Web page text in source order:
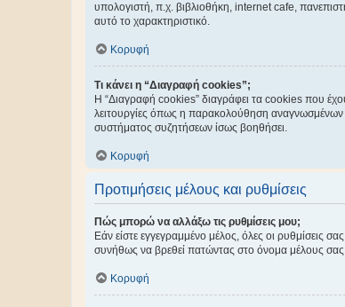
υπολογιστή, π.χ. βιβλιοθήκη, internet cafe,
αυτό το χαρακτηριστικό.
Κορυφή
Τι κάνει η “Διαγραφή cookies”;
Η “Διαγραφή cookies” διαγράφει τα cookies που
λειτουργίες όπως η παρακολούθηση αναγνωσμένων
συστήματος συζητήσεων ίσως βοηθήσει.
Κορυφή
Προτιμήσεις μέλους και ρυθμίσεις
Πώς μπορώ να αλλάξω τις ρυθμίσεις μου;
Εάν είστε εγγεγραμμένο μέλος, όλες οι ρυθμίσεις
συνήθως να βρεθεί πατώντας στο όνομα μέλους σας
Κορυφή